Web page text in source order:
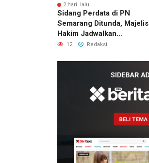
2 hari lalu
Sidang Perdata di PN
Semarang Ditunda, Majelis
Hakim Jadwalkan
Pemanggilan Ulang BPR
12 Redaksi
1 hari lalu
Pemilik
Royal